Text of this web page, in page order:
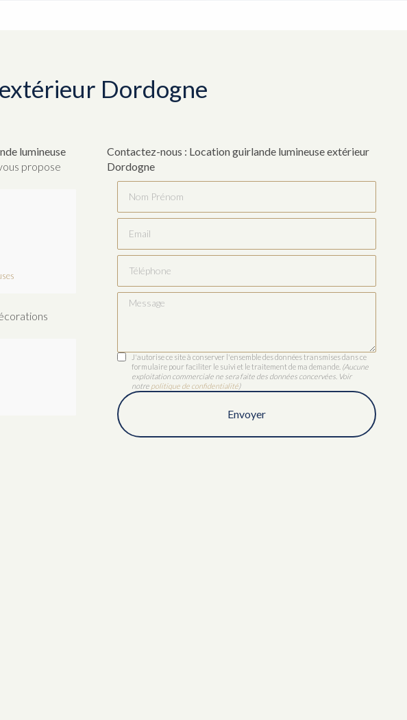
Dordogne
lumineuse
propose
Contactez-nous : Location guirlande lumineuse extérieur
Dordogne
Message
J'autorise ce site à conserver l'ensemble des données transmises dans ce
formulaire pour faciliter le suivi et le traitement de ma demande. (Aucune
exploitation commerciale ne sera faite des données concervées. Voir
notre politique de confidentialité)